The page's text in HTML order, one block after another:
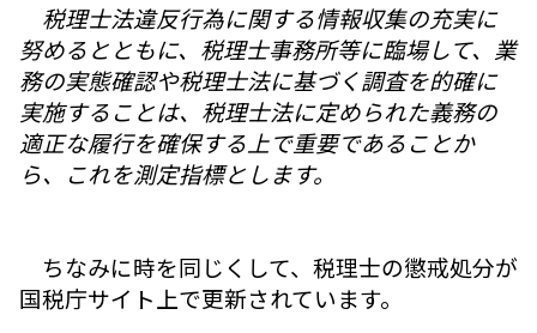
税理士法違反行為に関する情報収集の充実に
努めるとともに、税理士事務所等に臨場して、業
務の実態確認や税理士法に基づく調査を的確に
実施することは、税理士法に定められた義務の
適正な履行を確保する上で重要であることか
ら、これを測定指標とします。
ちなみに時を同じくして、税理士の懲戒処分が
国税庁サイト上で更新されています。